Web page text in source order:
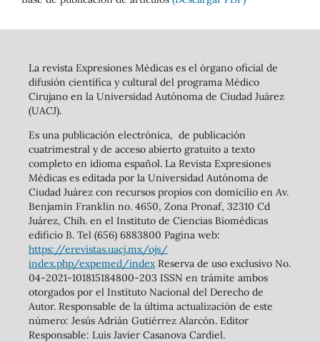
La revista Expresiones Médicas es el órgano oficial de
difusión científica y cultural del programa Médico
Cirujano en la Universidad Autónoma de Ciudad Juárez
(UACJ).
Es una publicación electrónica, de publicación
cuatrimestral y de acceso abierto gratuito a texto
completo en idioma español. La Revista Expresiones
Médicas es editada por la Universidad Autónoma de
Ciudad Juárez con recursos propios con domicilio en Av.
Benjamin Franklin no. 4650, Zona Pronaf, 32310 Cd
Juárez, Chih. en el Instituto de Ciencias Biomédicas
edificio B. Tel (656) 6883800 Pagina web:
https://erevistas.uacj.mx/ojs/
index.php/expemed/indexReserva de uso exclusivo No.
04-2021-101815184800-203 ISSN en trámite ambos
otorgados por el Instituto Nacional del Derecho de
Autor. Responsable de la última actualización de este
número: Jesús Adrián Gutiérrez Alarcón. Editor
Responsable: Luis Javier Casanova Cardiel.